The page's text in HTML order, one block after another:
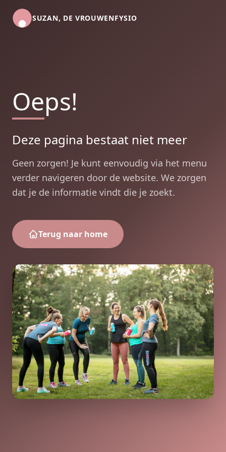
SUZAN, DE VROUWENFYSIO
Oeps!
Deze pagina bestaat niet meer
Geen zorgen! Je kunt eenvoudig via het menu
verder navigeren door de website. We zorgen
dat je de informatie vindt die je zoekt.
Terug naar home